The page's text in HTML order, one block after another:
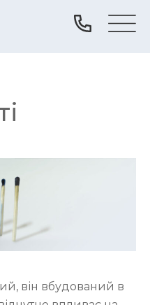
він вбудований в